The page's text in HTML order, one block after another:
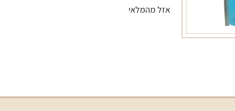
אזל מהמלאי